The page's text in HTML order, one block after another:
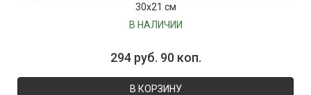
30х21 см
В НАЛИЧИИ
294 руб. 90 коп.
В КОРЗИНУ